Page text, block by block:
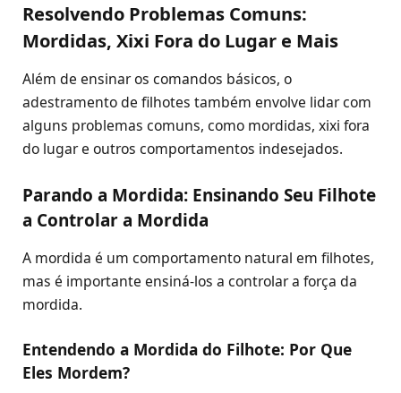
Resolvendo Problemas Comuns:
Mordidas, Xixi Fora do Lugar e Mais
Além de ensinar os comandos básicos, o
adestramento de filhotes também envolve lidar com
alguns problemas comuns, como mordidas, xixi fora
do lugar e outros comportamentos indesejados.
Parando a Mordida: Ensinando Seu Filhote
a Controlar a Mordida
A mordida é um comportamento natural em filhotes,
mas é importante ensiná-los a controlar a força da
mordida.
Entendendo a Mordida do Filhote: Por Que
Eles Mordem?